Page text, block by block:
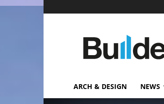
ข่าว
ก่อส
ARCH & DESIGN NEWS